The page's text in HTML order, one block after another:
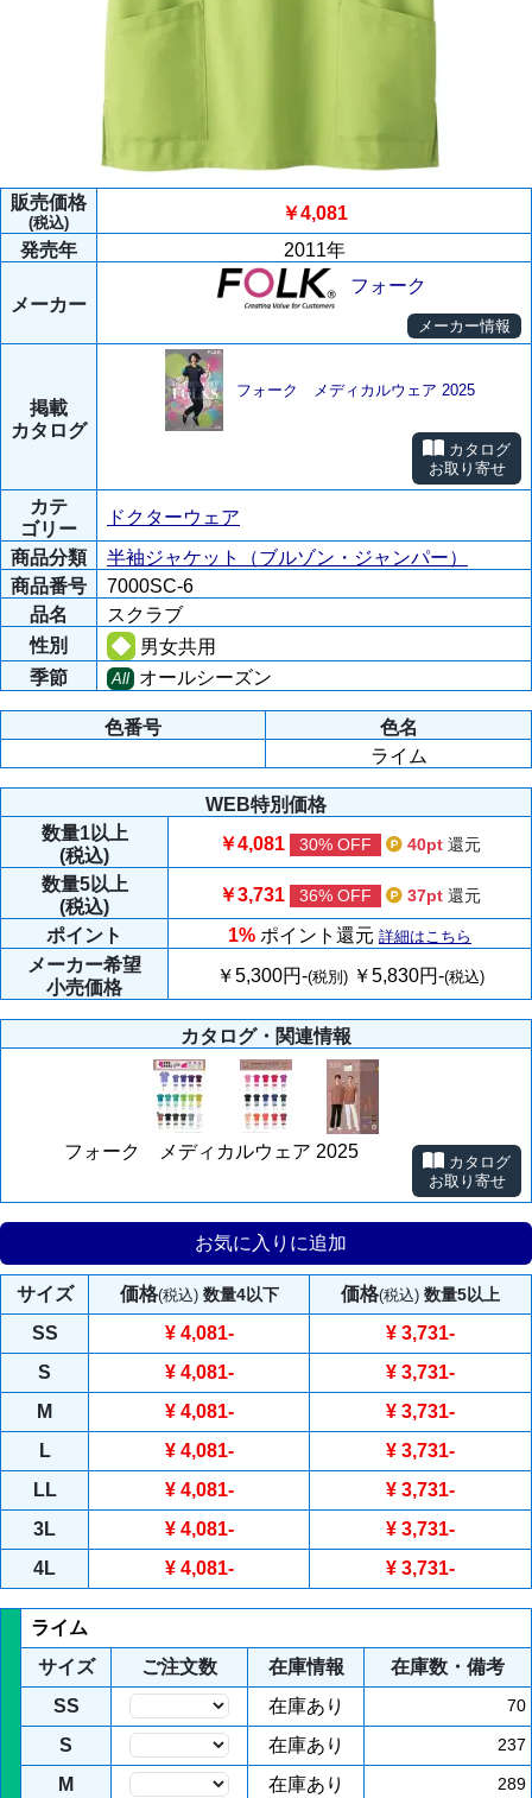
販売価格
(税込)
￥4,081
発売年
2011年
メーカー
フォーク
メーカー情報
掲載
カタログ
フォーク メディカルウェア 2025
カタログ
お取り寄せ
カテ
ゴリー
ドクターウェア
商品分類
半袖ジャケット（ブルゾン・ジャンパー）
商品番号
7000SC-6
品名
スクラブ
性別
男女共用
季節
All オールシーズン
色番号
色名
ライム
WEB特別価格
数量1以上
(税込)
￥4,081 30% OFF 40pt 還元
数量5以上
(税込)
￥3,731 36% OFF 37pt 還元
ポイント 1% ポイント還元 詳細はこちら
メーカー希望
小売価格
￥5,300円-(税別) ￥5,830円-(税込)
カタログ・関連情報
フォーク メディカルウェア 2025
カタログ
お取り寄せ
お気に入りに追加
サイズ 価格(税込) 数量4以下 価格(税込) 数量5以上
SS ¥ 4,081- ¥ 3,731-
S
¥ 4,081- ¥ 3,731-
M
¥ 4,081- ¥ 3,731-
L
¥ 4,081- ¥ 3,731-
LL
¥ 4,081- ¥ 3,731-
3L
¥ 4,081- ¥ 3,731-
4L
¥ 4,081- ¥ 3,731-
ライム
サイズ
ご注文数 在庫情報
在庫数・備考
SS
在庫あり 70
S 在庫あり 237
M 在庫あり 289